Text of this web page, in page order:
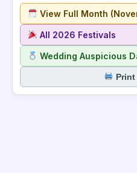
View Full Month
All 2026 Festivals
Wedding Auspicious
Print